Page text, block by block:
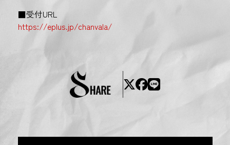
■受付URL
https://eplus.jp/chanvala/